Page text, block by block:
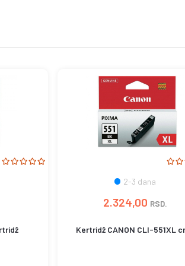
2-3 dana
2.324,00 RSD.
Kertridž CANON CLI-551XL